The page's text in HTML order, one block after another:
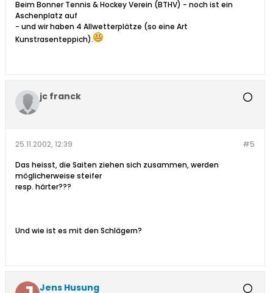
Beim Bonner Tennis & Hockey Verein (BTHV) - noch ist ein
Aschenplatz auf
- und wir haben 4 Allwetterplätze (so eine Art
Kunstrasenteppich).
jc franck
#5
25.11.2002, 12:39
Das heisst, die Saiten ziehen sich zusammen, werden
möglicherweise steifer
resp. härter???
Und wie ist es mit den Schlägern?
Jens Husung